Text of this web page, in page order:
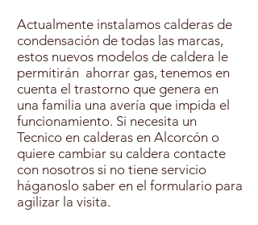
Actualmente instalamos calderas de
condensación de todas las marcas,
estos nuevos modelos de caldera le
permitirán ahorrar gas, tenemos en
cuenta el trastorno que genera en
una familia una avería que impida el
funcionamiento. Si necesita un
Tecnico en calderas en Alcorcón o
quiere cambiar su caldera contacte
con nosotros si no tiene servicio
háganoslo saber en el formulario para
agilizar la visita.